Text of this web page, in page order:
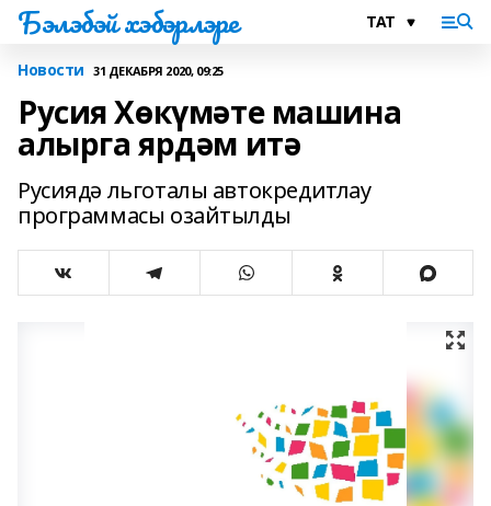
Бэлэбэй хэбэрлэре
Новости 31 ДЕКАБРЯ 2020, 09:25
Русия Хөкүмәте машина
алырга ярдәм итә
Русиядә льготалы автокредитлау
программасы озайтылды